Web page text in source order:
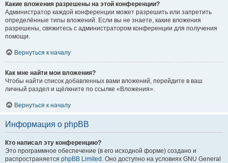
Какие вложения разрешены на этой конференции?
Администратор каждой конференции может разрешить или запретить
определённые типы вложений. Если вы не знаете, какие вложения
разрешены, свяжитесь с администратором конференции для получения
помощи.
Вернуться к началу
Как мне найти мои вложения?
Чтобы найти список добавленных вами вложений, перейдите в ваш
личный раздел и щёлкните по ссылке «Вложения».
Вернуться к началу
Информация о phpBB
Кто написал эту конференцию?
Это программное обеспечение (в его исходной форме) создано и
распространяется phpBB Limited . Оно доступно на условиях GNU General